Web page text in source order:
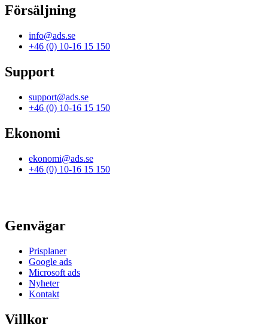
Försäljning
info@ads.se
+46 (0) 10-16 15 150
Support
support@ads.se
+46 (0) 10-16 15 150
Ekonomi
ekonomi@ads.se
+46 (0) 10-16 15 150
Genvägar
Prisplaner
Google ads
Microsoft ads
Nyheter
Kontakt
Villkor